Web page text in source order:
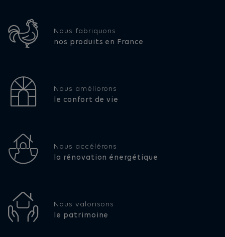
Nous fabriquons
nos produits en France
Nous améliorons
le confort de vie
Nous accélérons
la rénovation énergétique
Nous valorisons
le patrimoine